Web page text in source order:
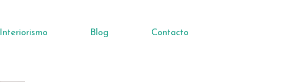
Interiorismo Blog Contacto